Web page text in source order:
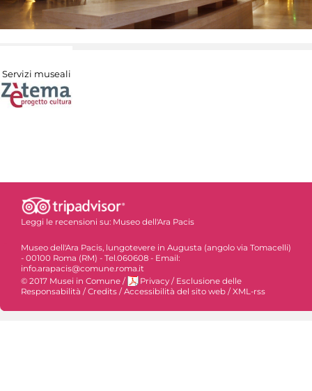
Servizi museali
Leggi le recensioni su: Museo dell'Ara Pacis
Museo dell'Ara Pacis, lungotevere in Augusta (angolo via Tomacelli)
- 00100 Roma (RM) - Tel.060608 - Email:
info.arapacis@comune.roma.it
© 2017 Musei in Comune / Privacy / Esclusione delle
Responsabilità / Credits / Accessibilità del sito web / XML-rss